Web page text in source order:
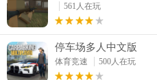
561人在玩
停车场多人中文版
体育竞速
500人在玩